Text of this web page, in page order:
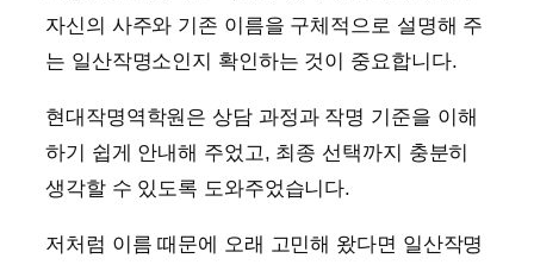
자신의 사주와 기존 이름을 구체적으로 설명해 주
는 일산작명소인지 확인하는 것이 중요합니다.
현대작명역학원은 상담 과정과 작명 기준을 이해
하기 쉽게 안내해 주었고, 최종 선택까지 충분히
생각할 수 있도록 도와주었습니다.
저처럼 이름 때문에 오래 고민해 왔다면 일산작명